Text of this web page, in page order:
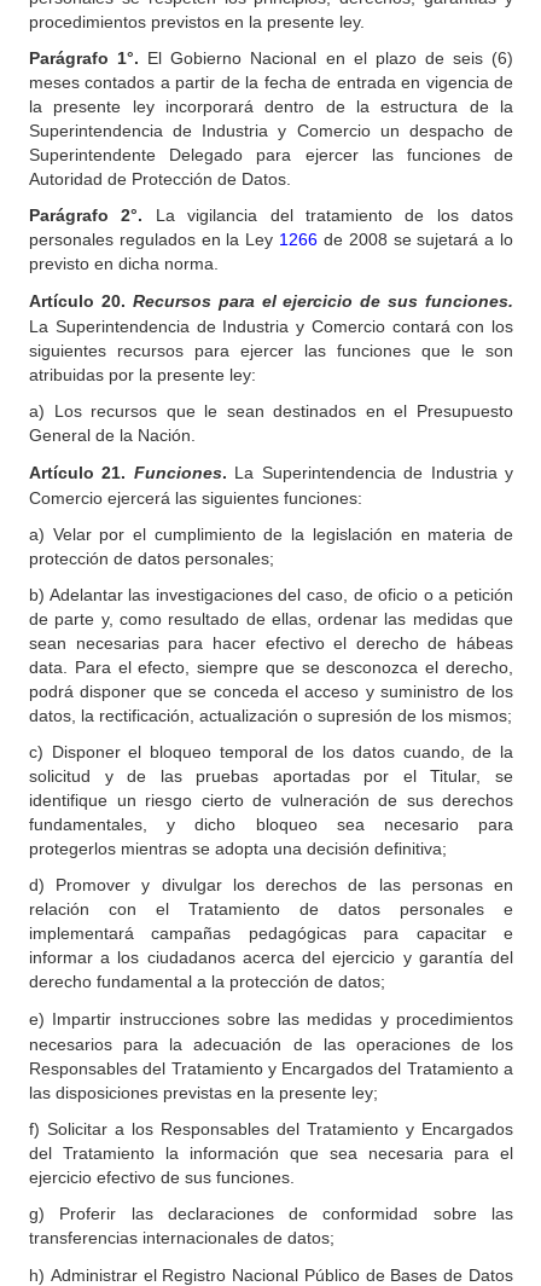
procedimientos previstos en la presente ley.
Parágrafo 1°. El Gobierno Nacional en el plazo de seis (6)
meses contados a partir de la fecha de entrada en vigencia de
la presente ley incorporará dentro de la estructura de la
Superintendencia de Industria y Comercio un despacho de
Superintendente Delegado para ejercer las funciones de
Autoridad de Protección de Datos.
Parágrafo 2°. La vigilancia del tratamiento de los datos
personales regulados en la Ley 1266 de 2008 se sujetará a lo
previsto en dicha norma.
Artículo 20. Recursos para el ejercicio de sus funciones.
La Superintendencia de Industria y Comercio contará con los
siguientes recursos para ejercer las funciones que le son
atribuidas por la presente ley:
a) Los recursos que le sean destinados en el Presupuesto
General de la Nación.
Artículo 21. Funciones. La Superintendencia de Industria y
Comercio ejercerá las siguientes funciones:
a) Velar por el cumplimiento de la legislación en materia de
protección de datos personales;
b) Adelantar las investigaciones del caso, de oficio o a petición
de parte y, como resultado de ellas, ordenar las medidas que
sean necesarias para hacer efectivo el derecho de hábeas
data. Para el efecto, siempre que se desconozca el derecho,
podrá disponer que se conceda el acceso y suministro de los
datos, la rectificación, actualización o supresión de los mismos;
c) Disponer el bloqueo temporal de los datos cuando, de la
solicitud y de las pruebas aportadas por el Titular, se
identifique un riesgo cierto de vulneración de sus derechos
fundamentales, y dicho bloqueo sea necesario para
protegerlos mientras se adopta una decisión definitiva;
d) Promover y divulgar los derechos de las personas en
relación con el Tratamiento de datos personales e
implementará campañas pedagógicas para capacitar e
informar a los ciudadanos acerca del ejercicio y garantía del
derecho fundamental a la protección de datos;
e) Impartir instrucciones sobre las medidas y procedimientos
necesarios para la adecuación de las operaciones de los
Responsables del Tratamiento y Encargados del Tratamiento a
las disposiciones previstas en la presente ley;
f) Solicitar a los Responsables del Tratamiento y Encargados
del Tratamiento la información que sea necesaria para el
ejercicio efectivo de sus funciones.
g) Proferir las declaraciones de conformidad sobre las
transferencias internacionales de datos;
h) Administrar el Registro Nacional Público de Bases de Datos